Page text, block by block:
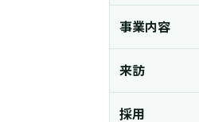
事業内容
来訪
採用